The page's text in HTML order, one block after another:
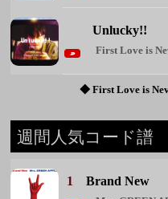
1 Brand New
Mrs. GREEN
2花束
back number
3雪月花